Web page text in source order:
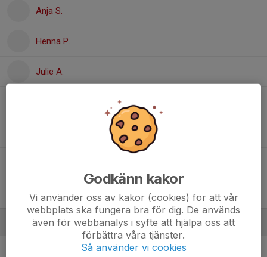
Anja S.
Henna P.
Julie A.
Zoey E.
Ledare
Andreas WassbergTränare
Godkänn kakor
Vi använder oss av kakor (cookies) för att vår
webbplats ska fungera bra för dig. De används
även för webbanalys i syfte att hjälpa oss att
förbättra våra tjänster.
Så använder vi cookies